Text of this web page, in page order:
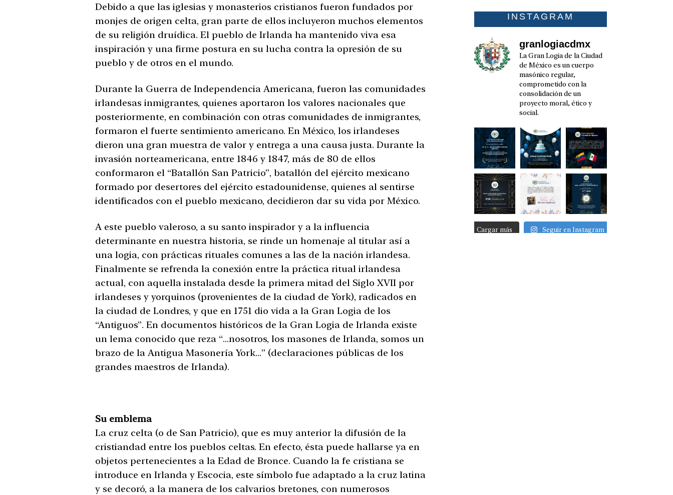
Debido a que las iglesias y monasterios cristianos fueron fundados por
monjes de origen celta, gran parte de ellos incluyeron muchos elementos
de su religión druídica. El pueblo de Irlanda ha mantenido viva esa
inspiración y una firme postura en su lucha contra la opresión de su
pueblo y de otros en el mundo.
Durante la Guerra de Independencia Americana, fueron las comunidades
irlandesas inmigrantes, quienes aportaron los valores nacionales que
posteriormente, en combinación con otras comunidades de inmigrantes,
formaron el fuerte sentimiento americano. En México, los irlandeses
dieron una gran muestra de valor y entrega a una causa justa. Durante la
invasión norteamericana, entre 1846 y 1847, más de 80 de ellos
conformaron el “Batallón San Patricio”, batallón del ejército mexicano
formado por desertores del ejército estadounidense, quienes al sentirse
identificados con el pueblo mexicano, decidieron dar su vida por México.
A este pueblo valeroso, a su santo inspirador y a la influencia
determinante en nuestra historia, se rinde un homenaje al titular así a
una logia, con prácticas rituales comunes a las de la nación irlandesa.
Finalmente se refrenda la conexión entre la práctica ritual irlandesa
actual, con aquella instalada desde la primera mitad del Siglo XVII por
irlandeses y yorquinos (provenientes de la ciudad de York), radicados en
la ciudad de Londres, y que en 1751 dio vida a la Gran Logia de los
“Antiguos”. En documentos históricos de la Gran Logia de Irlanda existe
un lema conocido que reza “…nosotros, los masones de Irlanda, somos un
brazo de la Antigua Masonería York…” (declaraciones públicas de los
grandes maestros de Irlanda).
Su emblema
La cruz celta (o de San Patricio), que es muy anterior la difusión de la
cristiandad entre los pueblos celtas. En efecto, ésta puede hallarse ya en
objetos pertenecientes a la Edad de Bronce. Cuando la fe cristiana se
introduce en Irlanda y Escocia, este símbolo fue adaptado a la cruz latina
y se decoró, a la manera de los calvarios bretones, con numerosos
INSTAGRAM
granlogiacdmx
La Gran Logia de la Ciudad
de México es un cuerpo
masónico regular,
comprometido con la
consolidación de un
proyecto moral, ético y
social.
Cargar más Seguir en Instagram